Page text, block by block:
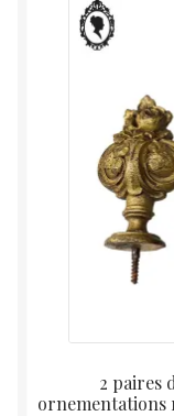
2 paires
ornementations